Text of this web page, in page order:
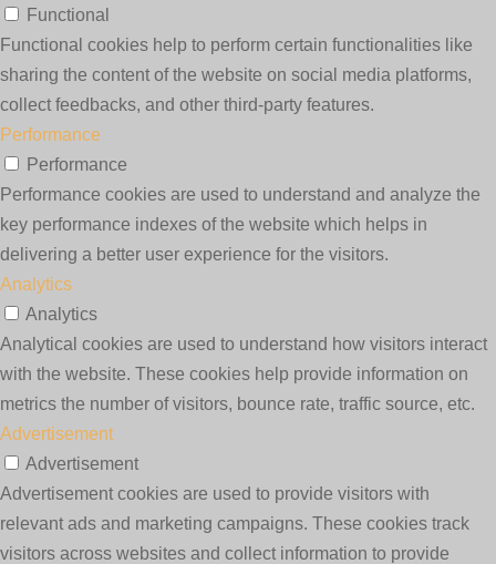
Functional
Functional cookies help to perform certain functionalities like
sharing the content of the website on social media platforms,
collect feedbacks, and other third-party features.
Performance
Performance
Performance cookies are used to understand and analyze the
key performance indexes of the website which helps in
delivering a better user experience for the visitors.
Analytics
Analytics
Analytical cookies are used to understand how visitors interact
with the website. These cookies help provide information on
metrics the number of visitors, bounce rate, traffic source, etc.
Advertisement
Advertisement
Advertisement cookies are used to provide visitors with
relevant ads and marketing campaigns. These cookies track
visitors across websites and collect information to provide